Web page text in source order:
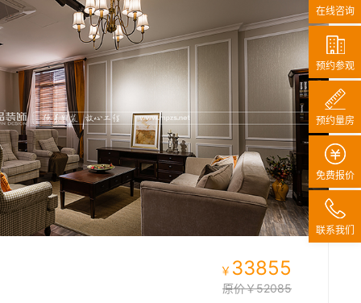
￥ 33855
原价￥52085
在线咨询
预约参观
预约量房
免费报价
联系我们